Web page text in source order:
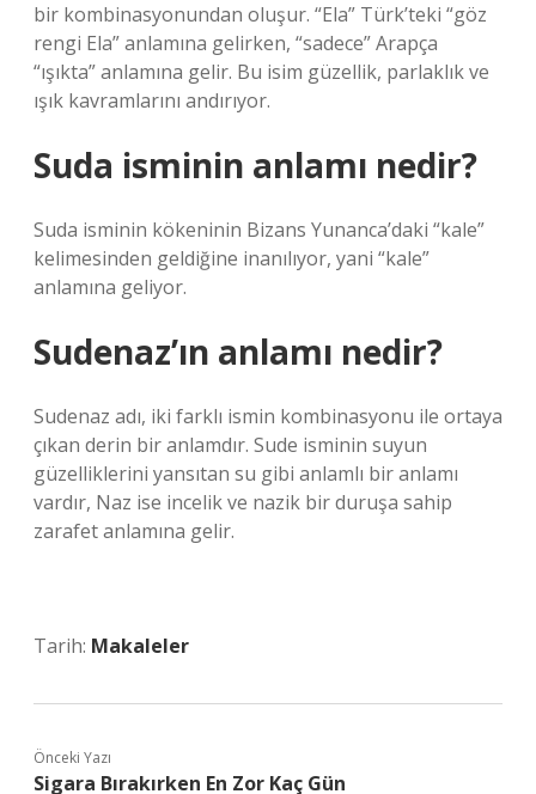
bir kombinasyonundan oluşur. “Ela” Türk’teki “göz
rengi Ela” anlamına gelirken, “sadece” Arapça
“ışıkta” anlamına gelir. Bu isim güzellik, parlaklık ve
ışık kavramlarını andırıyor.
Suda isminin anlamı nedir?
Suda isminin kökeninin Bizans Yunanca’daki “kale”
kelimesinden geldiğine inanılıyor, yani “kale”
anlamına geliyor.
Sudenaz’ın anlamı nedir?
Sudenaz adı, iki farklı ismin kombinasyonu ile ortaya
çıkan derin bir anlamdır. Sude isminin suyun
güzelliklerini yansıtan su gibi anlamlı bir anlamı
vardır, Naz ise incelik ve nazik bir duruşa sahip
zarafet anlamına gelir.
Tarih: Makaleler
Önceki Yazı
Sigara Bırakırken En Zor Kaç Gün